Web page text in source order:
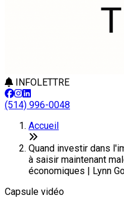
INFOLETTRE
(514) 996-0048
Accueil
Quand investir dans
à saisir maintenant
économiques | Lynn
Capsule vidéo